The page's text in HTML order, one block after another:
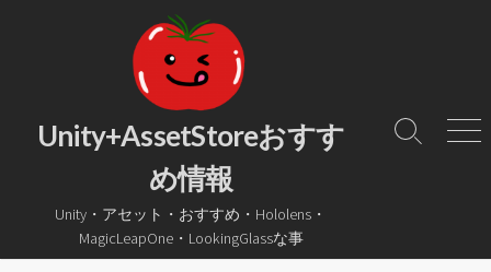
プ
Unity+AssetStoreおすす
め情報
Unity・アセット・おすすめ・Hololens・
MagicLeapOne・LookingGlassな事
検
メ